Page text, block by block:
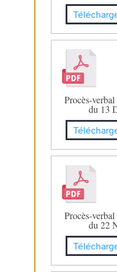
Procès-
du 13
Procès-
du 22